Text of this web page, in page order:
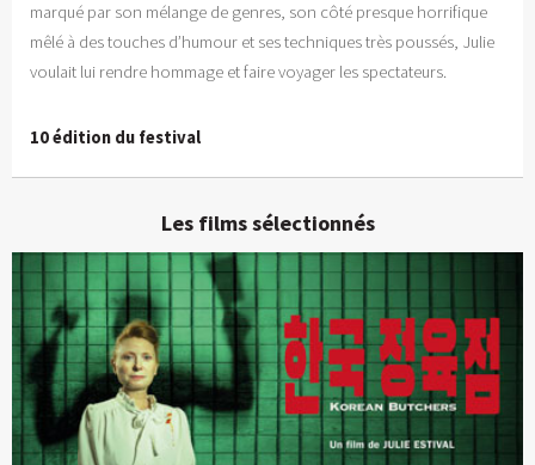
marqué par son mélange de genres, son côté presque horrifique
mêlé à des touches d’humour et ses techniques très poussés, Julie
voulait lui rendre hommage et faire voyager les spectateurs.
10 édition du festival
Les films sélectionnés